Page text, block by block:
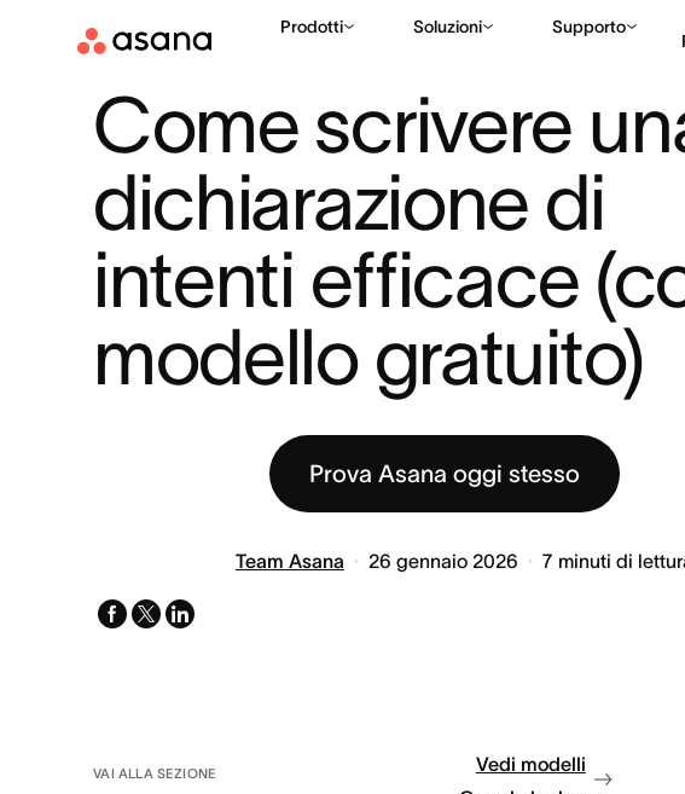
Prodotti Soluzioni Supporto
Come scrivere
dichiarazione di
intenti efficace
modello gratuito)
Prova Asana oggi stesso
Team Asana 26 gennaio 2026 7 minuti di
facebook
x-
linkedin
VAI ALLA SEZIONE
Vedi modelli